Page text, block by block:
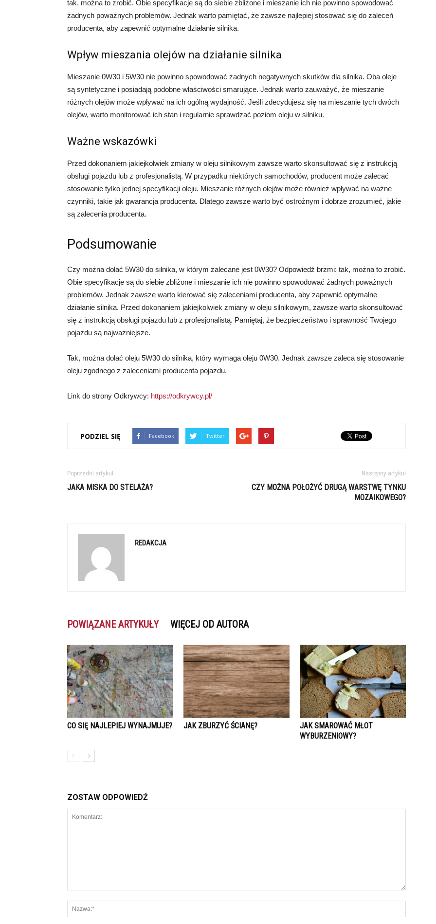
tak, można to zrobić. Obie specyfikacje są do siebie zbliżone i mieszanie ich nie powinno spowodować
żadnych poważnych problemów. Jednak warto pamiętać, że zawsze najlepiej stosować się do zaleceń
producenta, aby zapewnić optymalne działanie silnika.
Wpływ mieszania olejów na działanie silnika
Mieszanie 0W30 i 5W30 nie powinno spowodować żadnych negatywnych skutków dla silnika. Oba oleje
są syntetyczne i posiadają podobne właściwości smarujące. Jednak warto zauważyć, że mieszanie
różnych olejów może wpływać na ich ogólną wydajność. Jeśli zdecydujesz się na mieszanie tych dwóch
olejów, warto monitorować ich stan i regularnie sprawdzać poziom oleju w silniku.
Ważne wskazówki
Przed dokonaniem jakiejkolwiek zmiany w oleju silnikowym zawsze warto skonsultować się z instrukcją
obsługi pojazdu lub z profesjonalistą. W przypadku niektórych samochodów, producent może zalecać
stosowanie tylko jednej specyfikacji oleju. Mieszanie różnych olejów może również wpływać na ważne
czynniki, takie jak gwarancja producenta. Dlatego zawsze warto być ostrożnym i dobrze zrozumieć, jakie
są zalecenia producenta.
Podsumowanie
Czy można dolać 5W30 do silnika, w którym zalecane jest 0W30? Odpowiedź brzmi: tak, można to zrobić.
Obie specyfikacje są do siebie zbliżone i mieszanie ich nie powinno spowodować żadnych poważnych
problemów. Jednak zawsze warto kierować się zaleceniami producenta, aby zapewnić optymalne
działanie silnika. Przed dokonaniem jakiejkolwiek zmiany w oleju silnikowym, zawsze warto skonsultować
się z instrukcją obsługi pojazdu lub z profesjonalistą. Pamiętaj, że bezpieczeństwo i sprawność Twojego
pojazdu są najważniejsze.
Tak, można dolać oleju 5W30 do silnika, który wymaga oleju 0W30. Jednak zawsze zaleca się stosowanie
oleju zgodnego z zaleceniami producenta pojazdu.
Link do strony Odkrywcy: https://odkrywcy.pl/
PODZIEL SIĘ Facebook Twitter
Poprzedni artykuł
JAKA MISKA DO STELAŻA?
Następny artykuł
CZY MOŻNA POŁOŻYĆ DRUGĄ WARSTWĘ TYNKU
MOZAIKOWEGO?
REDAKCJA
POWIĄZANE ARTYKUŁY WIĘCEJ OD AUTORA
CO SIĘ NAJLEPIEJ WYNAJMUJE? JAK ZBURZYĆ ŚCIANĘ?
JAK SMAROWAĆ MŁOT
WYBURZENIOWY?
ZOSTAW ODPOWIEDŹ